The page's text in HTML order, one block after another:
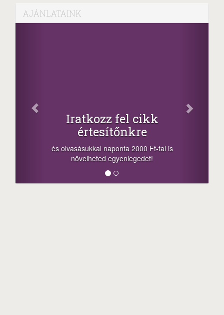
AJÁNLATAINK
Iratkozz fel cikk
értesítőnkre
naponta 2000 Ft-tal is
növelheted egyenlegedet!